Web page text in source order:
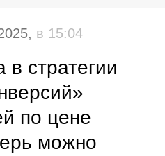
в 15:04
стратегии
по цене
можно